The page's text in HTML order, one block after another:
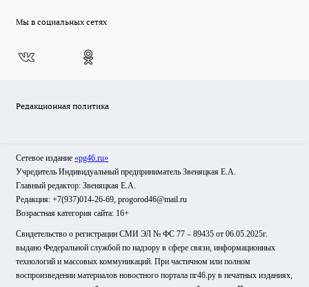
Мы в социальных сетях
Редакционная политика
Сетевое издание «pg46.ru»
Учредитель Индивидуальный предприниматель Звеняцкая Е.А.
Главный редактор: Звеняцкая Е.А.
Редакция: +7(937)014-26-69, progorod46@mail.ru
Возрастная категория сайта: 16+
Свидетельство о регистрации СМИ ЭЛ № ФС 77 – 89435 от 06.05.2025г.
выдано Федеральной службой по надзору в сфере связи, информационных
технологий и массовых коммуникаций. При частичном или полном
воспроизведении материалов новостного портала пг46.ру в печатных изданиях,